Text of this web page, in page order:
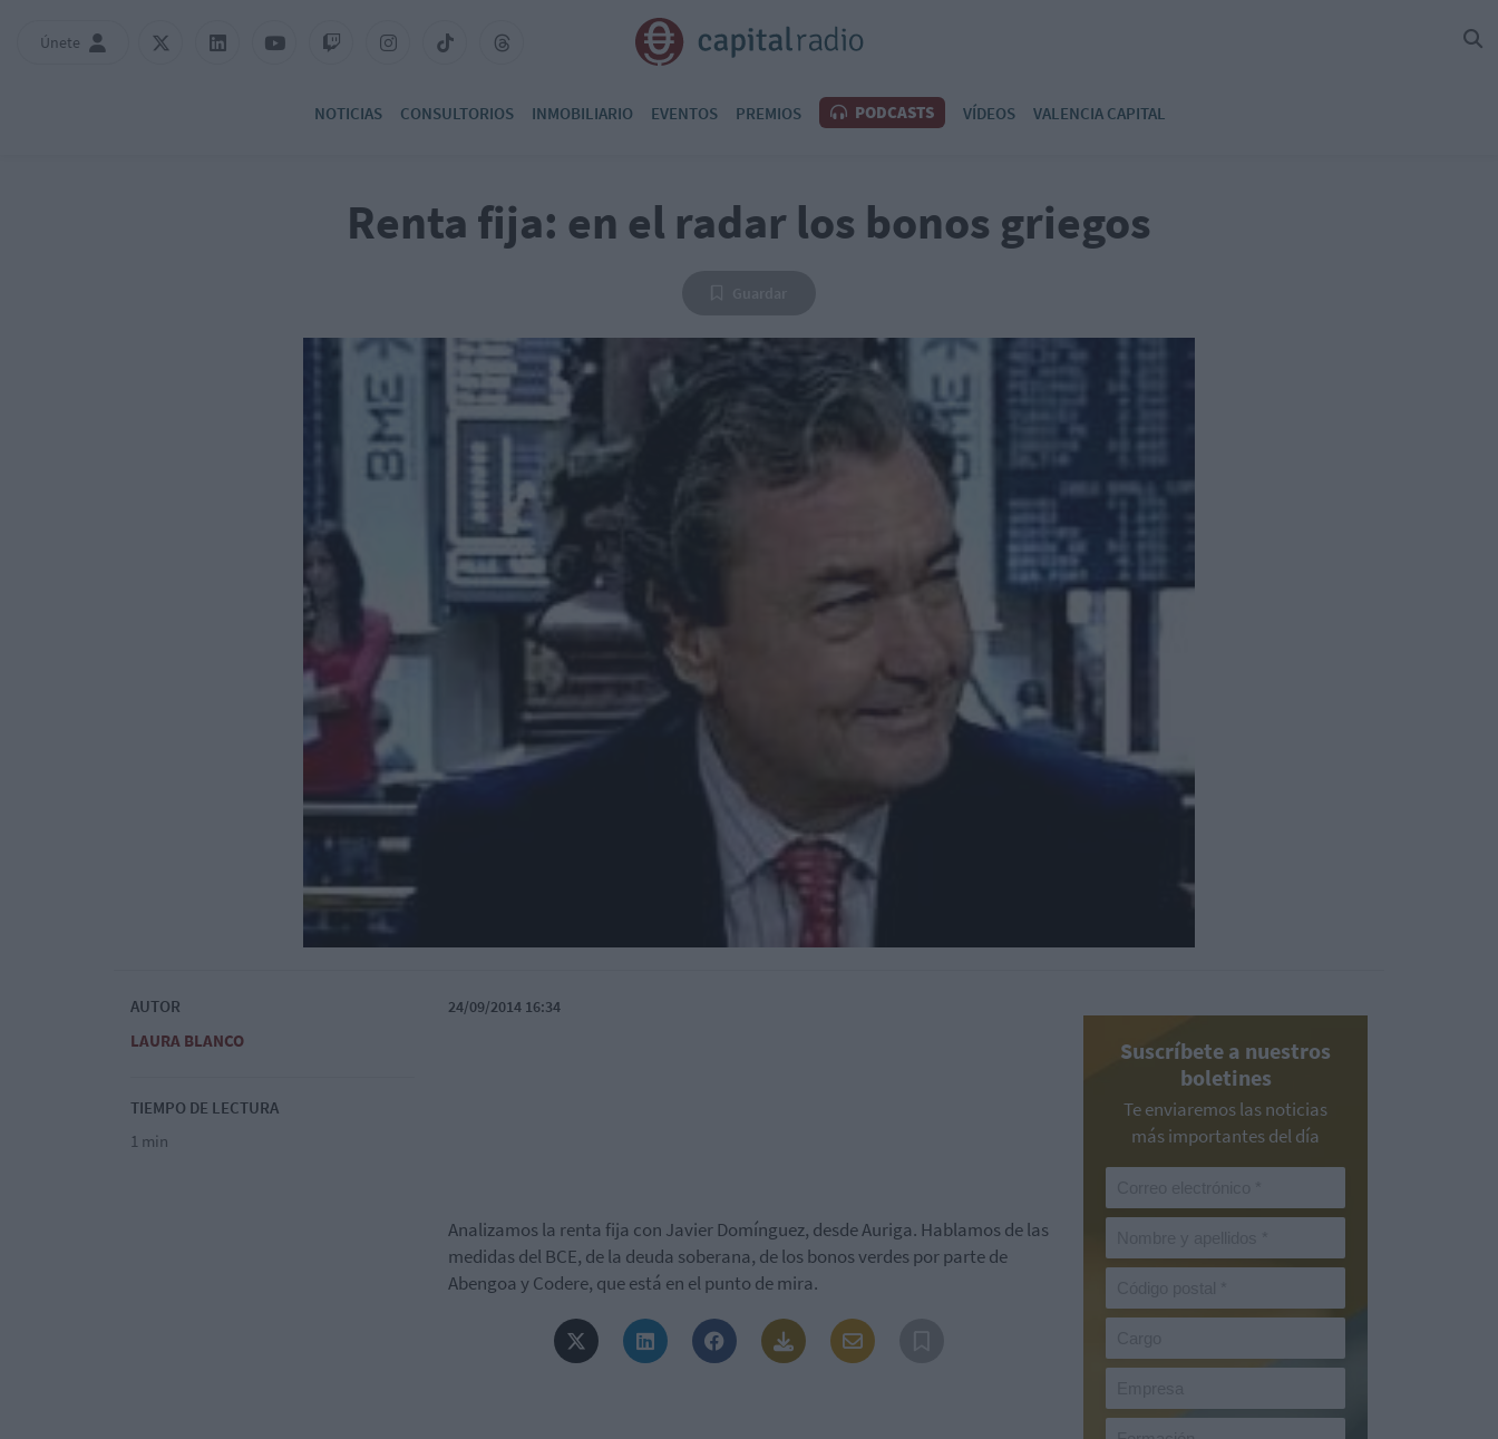
Únete
NOTICIAS CONSULTORIOS INMOBILIARIO EVENTOS PREMIOS PODCASTS VÍDEOS VALENCIA CAPITAL
Renta fija: en el radar los bonos griegos
AUTOR
LAURA BLANCO
TIEMPO DE LECTURA
1 min
24/09/2014 16:34
Analizamos la renta fija con Javier Domínguez, desde Auriga. Hablamos de las
medidas del BCE, de la deuda soberana, de los bonos verdes por parte de
Abengoa y Codere, que está en el punto de mira.
Suscríbete a nuestros
boletines
Te enviaremos las noticias
más importantes del día